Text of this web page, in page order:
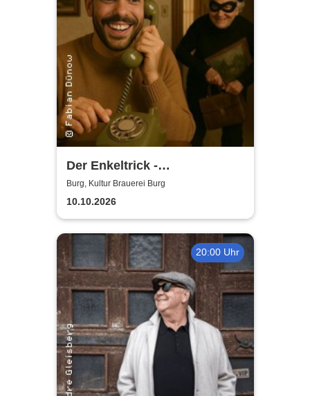
Der Enkeltrick -
Kriminalkomödie
Burg, Kultur Brauerei Burg
10.10.2026
20:00 Uhr